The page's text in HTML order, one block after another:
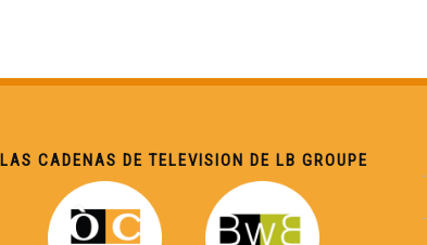
LAS CADENAS DE TELEVISION DE LB GROUPE